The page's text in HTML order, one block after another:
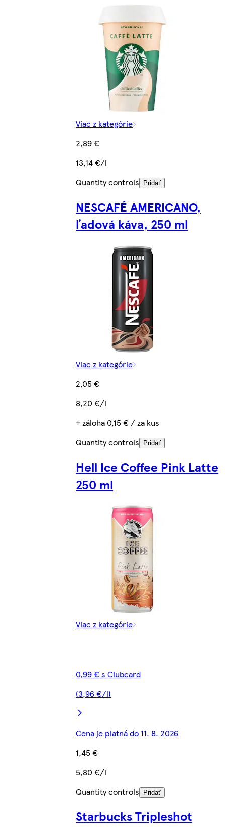
Viac z kategórie
2,89 €
13,14 €/l
Quantity controls
Pridať
NESCAFÉ AMERICANO,
ľadová káva, 250 ml
Viac z kategórie
2,05 €
8,20 €/l
+ záloha 0,15 € / za kus
Quantity controls Pridať
Hell Ice Coffee Pink Latte
250 ml
Viac z kategórie
0,99 € s Clubcard
(3,96 €/l)
Cena je platná do 11. 8. 2026
1,45 €
5,80 €/l
Quantity controls Pridať
Starbucks Tripleshot